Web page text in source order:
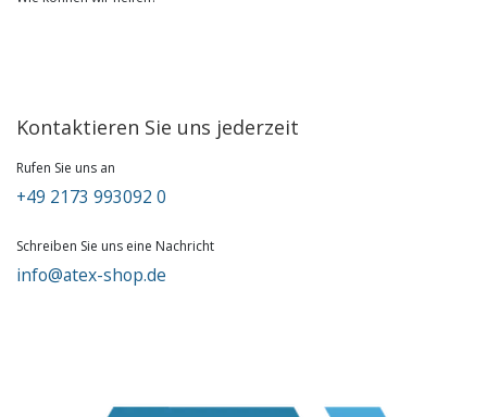
Kontaktieren Sie uns jederzeit
Rufen Sie uns an
+49 2173 993092 0
Schreiben Sie uns eine Nachricht
info@atex-shop.de